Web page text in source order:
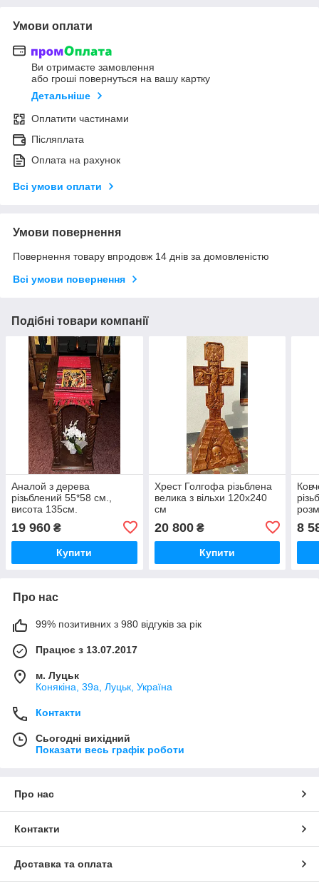
Умови оплати
Ви отримаєте замовлення
або гроші повернуться на вашу картку
Детальніше
Оплатити частинами
Післяплата
Оплата на рахунок
Всі умови оплати
Умови повернення
Повернення товару впродовж 14 днів за домовленістю
Всі умови повернення
Подібні товари компанії
Аналой з дерева
різьблений 55*58 см.,
висота 135см.
19 960 ₴
Купити
Хрест Голгофа різьблена
велика з вільхи 120х240
см
20 800₴
Купити
8
Про нас
99% позитивних з 980 відгуків за рік
Працює з 13.07.2017
м. Луцьк
Конякіна, 39а, Луцьк, Україна
Контакти
Сьогодні вихідний
Показати весь графік роботи
Про нас
Контакти
Доставка та оплата